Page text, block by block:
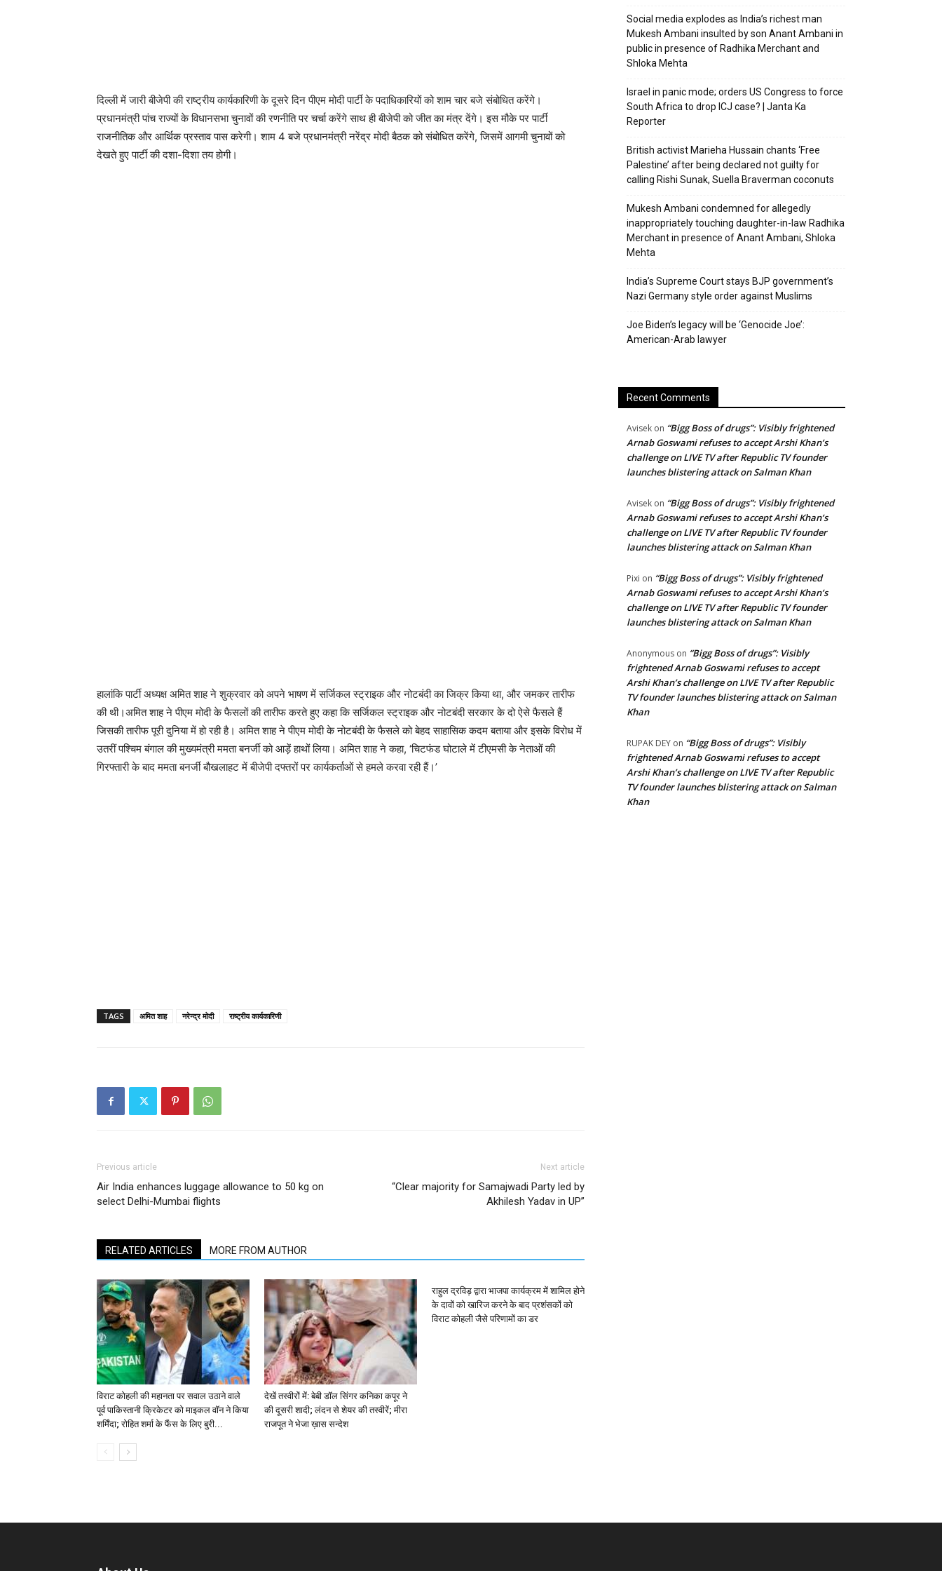
दिल्ली में जारी बीजेपी की राष्ट्रीय कार्यकारिणी के दूसरे दिन पीएम मोदी पार्टी के पदाधिकारियों को शाम चार बजे संबोधित करेंगे।
प्रधानमंत्री पांच राज्यों के विधानसभा चुनावों की रणनीति पर चर्चा करेंगे साथ ही बीजेपी को जीत का मंत्र देंगे। इस मौके पर पार्टी
राजनीतिक और आर्थिक प्रस्ताव पास करेगी। शाम 4 बजे प्रधानमंत्री नरेंद्र मोदी बैठक को संबोधित करेंगे, जिसमें आगमी चुनावों को
देखते हुए पार्टी की दशा-दिशा तय होगी।
हालांकि पार्टी अध्यक्ष अमित शाह ने शुक्रवार को अपने भाषण में सर्जिकल स्ट्राइक और नोटबंदी का जिक्र किया था, और जमकर तारीफ
की थी।अमित शाह ने पीएम मोदी के फैसलों की तारीफ करते हुए कहा कि सर्जिकल स्ट्राइक और नोटबंदी सरकार के दो ऐसे फैसले हैं
जिसकी तारीफ पूरी दुनिया में हो रही है। अमित शाह ने पीएम मोदी के नोटबंदी के फैसले को बेहद साहासिक कदम बताया और इसके विरोध में
उतरीं पश्चिम बंगाल की मुख्यमंत्री ममता बनर्जी को आड़ें हाथों लिया। अमित शाह ने कहा, ‘चिटफंड घोटाले में टीएमसी के नेताओं की
गिरफ्तारी के बाद ममता बनर्जी बौखलाहट में बीजेपी दफ्तरों पर कार्यकर्ताओं से हमले करवा रही हैं।’
TAGS अमित शाह नरेन्द्र मोदी राष्ट्रीय कार्यकारिणी
Previous article
Air India enhances luggage allowance to 50 kg on
select Delhi-Mumbai flights
Next article
“Clear majority for Samajwadi Party led by
Akhilesh Yadav in UP”
RELATED ARTICLES MORE FROM AUTHOR
विराट कोहली की महानता पर सवाल उठाने वाले
पूर्व पाकिस्तानी क्रिकेटर को माइकल वॉन ने किया
शर्मिंदा; रोहित शर्मा के फैंस के लिए बुरी...
देखें तस्वीरों में: बेबी डॉल सिंगर कनिका कपूर ने
की दूसरी शादी; लंदन से शेयर की तस्वीरें; मीरा
राजपूत ने भेजा ख़ास सन्देश
राहुल द्रविड़ द्वारा भाजपा कार्यक्रम में शामिल होने
के दावों को खारिज करने के बाद प्रशंसकों को
विराट कोहली जैसे परिणामों का डर
Social media explodes as India’s richest man
Mukesh Ambani insulted by son Anant Ambani in
public in presence of Radhika Merchant and
Shloka Mehta
Israel in panic mode; orders US Congress to force
South Africa to drop ICJ case? | Janta Ka
Reporter
British activist Marieha Hussain chants ‘Free
Palestine’ after being declared not guilty for
calling Rishi Sunak, Suella Braverman coconuts
Mukesh Ambani condemned for allegedly
inappropriately touching daughter-in-law Radhika
Merchant in presence of Anant Ambani, Shloka
Mehta
India’s Supreme Court stays BJP government’s
Nazi Germany style order against Muslims
Joe Biden’s legacy will be ‘Genocide Joe’:
American-Arab lawyer
Recent Comments
Avisek on “Bigg Boss of drugs”: Visibly frightened
Arnab Goswami refuses to accept Arshi Khan’s
challenge on LIVE TV after Republic TV founder
launches blistering attack on Salman Khan
Avisek on “Bigg Boss of drugs”: Visibly frightened
Arnab Goswami refuses to accept Arshi Khan’s
challenge on LIVE TV after Republic TV founder
launches blistering attack on Salman Khan
Pixi on “Bigg Boss of drugs”: Visibly frightened
Arnab Goswami refuses to accept Arshi Khan’s
challenge on LIVE TV after Republic TV founder
launches blistering attack on Salman Khan
Anonymous on “Bigg Boss of drugs”: Visibly
frightened Arnab Goswami refuses to accept
Arshi Khan’s challenge on LIVE TV after Republic
TV founder launches blistering attack on Salman
Khan
RUPAK DEY on “Bigg Boss of drugs”: Visibly
frightened Arnab Goswami refuses to accept
Arshi Khan’s challenge on LIVE TV after Republic
TV founder launches blistering attack on Salman
Khan